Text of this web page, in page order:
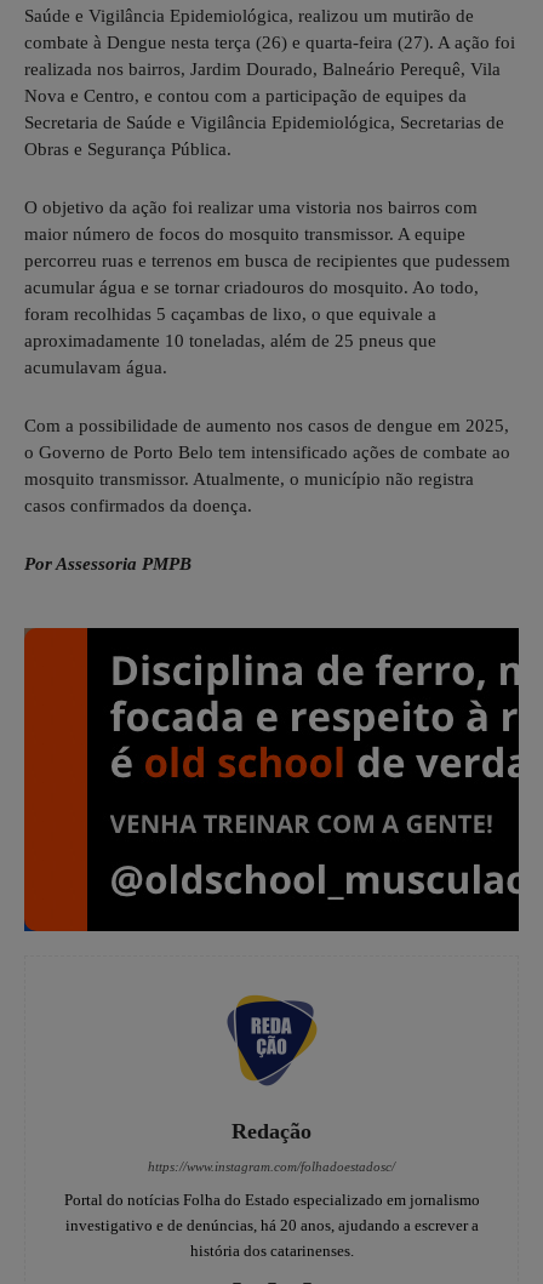
Saúde e Vigilância Epidemiológica, realizou um mutirão de
combate à Dengue nesta terça (26) e quarta-feira (27). A ação foi
realizada nos bairros, Jardim Dourado, Balneário Perequê, Vila
Nova e Centro, e contou com a participação de equipes da
Secretaria de Saúde e Vigilância Epidemiológica, Secretarias de
Obras e Segurança Pública.
O objetivo da ação foi realizar uma vistoria nos bairros com
maior número de focos do mosquito transmissor. A equipe
percorreu ruas e terrenos em busca de recipientes que pudessem
acumular água e se tornar criadouros do mosquito. Ao todo,
foram recolhidas 5 caçambas de lixo, o que equivale a
aproximadamente 10 toneladas, além de 25 pneus que
acumulavam água.
Com a possibilidade de aumento nos casos de dengue em 2025,
o Governo de Porto Belo tem intensificado ações de combate ao
mosquito transmissor. Atualmente, o município não registra
casos confirmados da doença.
Por Assessoria PMPB
Redação
https://www.instagram.com/folhadoestadosc/
Portal do notícias Folha do Estado especializado em jornalismo
investigativo e de denúncias, há 20 anos, ajudando a escrever a
história dos catarinenses.